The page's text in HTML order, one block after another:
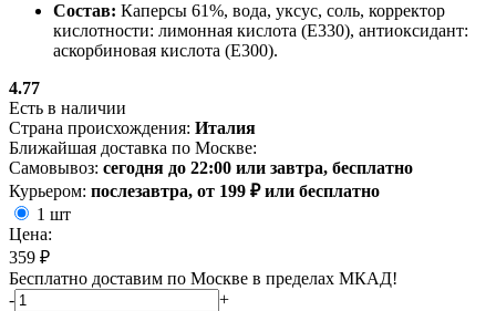
Состав: Каперсы 61%, вода, уксус, соль, корректор
кислотности: лимонная кислота (Е330), антиоксидант:
аскорбиновая кислота (Е300).
4.77
Есть в наличии
Страна происхождения: Италия
Ближайшая доставка по Москве:
Самовывоз: сегодня до 22:00 или завтра, бесплатно
Курьером: послезавтра, от 199 ₽ или бесплатно
1 шт
Цена:
359 ₽
Бесплатно доставим по Москве в пределах МКАД!
-
+